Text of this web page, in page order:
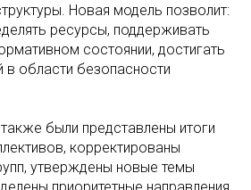
Новая модель позволит:
ресурсы, поддерживать
состоянии, достигать
в области безопасности
были представлены итоги
корректированы
утверждены новые темы
приоритетные направления